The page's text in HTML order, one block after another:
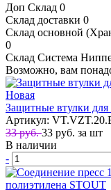
Доп Склад 0
Склад доставки 0
Склад основной
0
Склад Система
Возможно, вам
Защитные втулки
Артикул:
33 руб.33 руб. за шт
В наличии
-